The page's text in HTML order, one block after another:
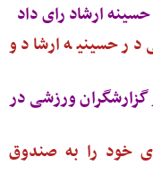
ارشاد رای داد
حسینیه ارشاد و
ورزشی در
خود را به صندوق